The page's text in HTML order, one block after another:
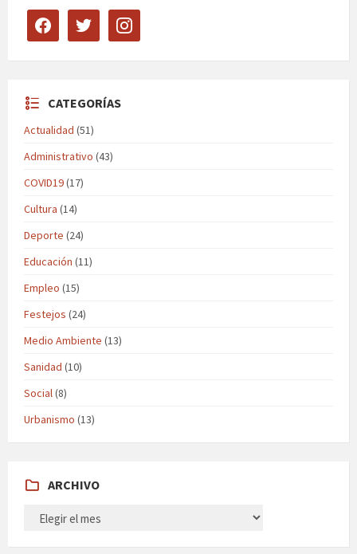
facebook twitter instagram
CATEGORÍAS
Actualidad (51)
Administrativo (43)
COVID19(17)
Cultura (14)
Deporte (24)
Educación (11)
Empleo (15)
Festejos (24)
Medio Ambiente (13)
Sanidad (10)
Social(8)
Urbanismo (13)
ARCHIVO